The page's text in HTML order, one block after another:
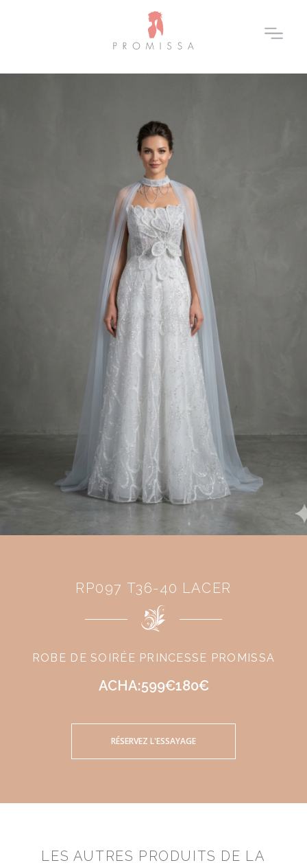
RP097 T36-40 LACER
ROBE DE SOIRÉE PRINCESSE PROMISSA
ACHA:599€180€
RÉSERVEZ L'ESSAYAGE
LES AUTRES PRODUITS DE LA